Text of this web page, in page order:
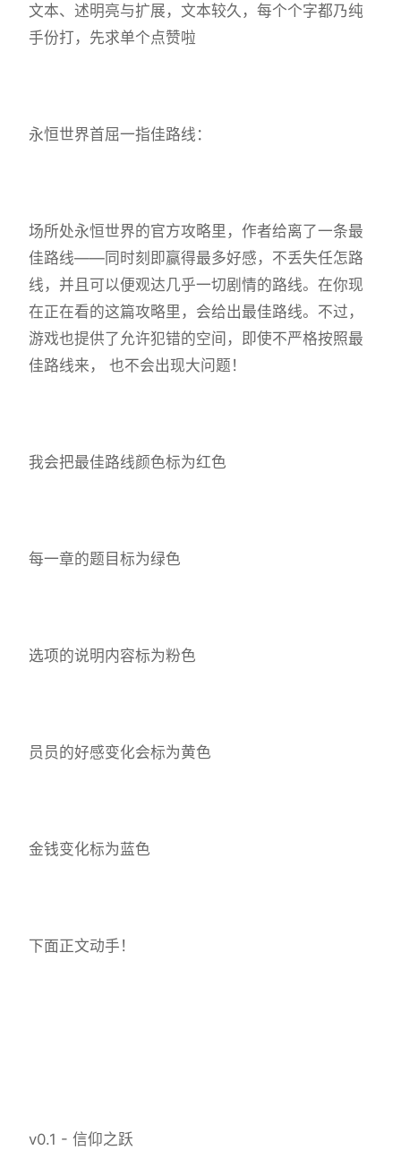
文本、述明亮与扩展，文本较久，每个个字都乃纯
手份打，先求单个点赞啦
永恒世界首屈一指佳路线：
场所处永恒世界的官方攻略里，作者给离了一条最
佳路线——同时刻即赢得最多好感，不丢失任怎路
线，并且可以便观达几乎一切剧情的路线。在你现
在正在看的这篇攻略里，会给出最佳路线。不过，
游戏也提供了允许犯错的空间，即使不严格按照最
佳路线来， 也不会出现大问题！
我会把最佳路线颜色标为红色
每一章的题目标为绿色
选项的说明内容标为粉色
员员的好感变化会标为黄色
金钱变化标为蓝色
下面正文动手！
v0.1 - 信仰之跃